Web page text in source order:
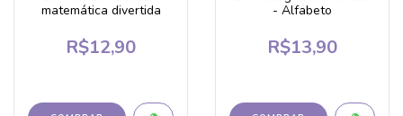
matemática divertida
R$12,90
- Alfabeto
R$13,90